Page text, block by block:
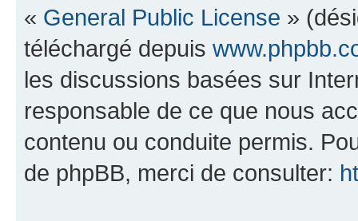
« General Public License »
téléchargé depuis
les discussions basées sur
responsable de ce que nous
contenu ou conduite permis.
de phpBB, merci de consulter: